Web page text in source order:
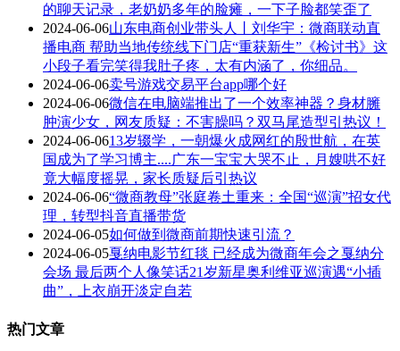
的聊天记录，老奶奶多年的脸瘫，一下子脸都笑歪了
2024-06-06山东电商创业带头人丨刘华宇：微商联动直
播电商 帮助当地传统线下门店“重获新生”《检讨书》这
小段子看完笑得我肚子疼，太有内涵了，你细品。
2024-06-06卖号游戏交易平台app哪个好
2024-06-06微信在电脑端推出了一个效率神器？身材臃
肿演少女，网友质疑：不害臊吗？双马尾造型引热议！
2024-06-0613岁辍学，一朝爆火成网红的殷世航，在英
国成为了学习博主....广东一宝宝大哭不止，月嫂哄不好
竟大幅度摇晃，家长质疑后引热议
2024-06-06“微商教母”张庭卷土重来：全国“巡演”招女代
理，转型抖音直播带货
2024-06-05如何做到微商前期快速引流？
2024-06-05戛纳电影节红毯 已经成为微商年会之戛纳分
会场 最后两个人像笑话21岁新星奥利维亚巡演遇“小插
曲”，上衣崩开淡定自若
热门文章